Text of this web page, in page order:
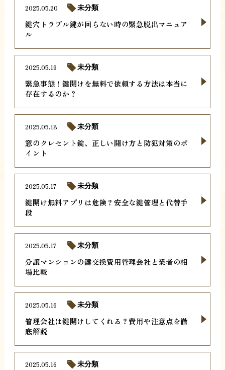
鍵穴トラブル鍵が回らない時の緊急脱出マニュア
ル
2025.05.20 未分類
緊急事態！鍵開けを無料で依頼する方法は本当に
存在するのか？
2025.05.19 未分類
窓のクレセント錠、正しい開け方と防犯対策のポ
イント
2025.05.18 未分類
鍵開け無料アプリは危険？安全な鍵管理と代替手
段
2025.05.17 未分類
分譲マンションの鍵交換費用管理会社と業者の相
場比較
2025.05.17 未分類
管理会社は鍵開けしてくれる？費用や注意点を徹
底解説
2025.05.16 未分類
2025.05.16 未分類